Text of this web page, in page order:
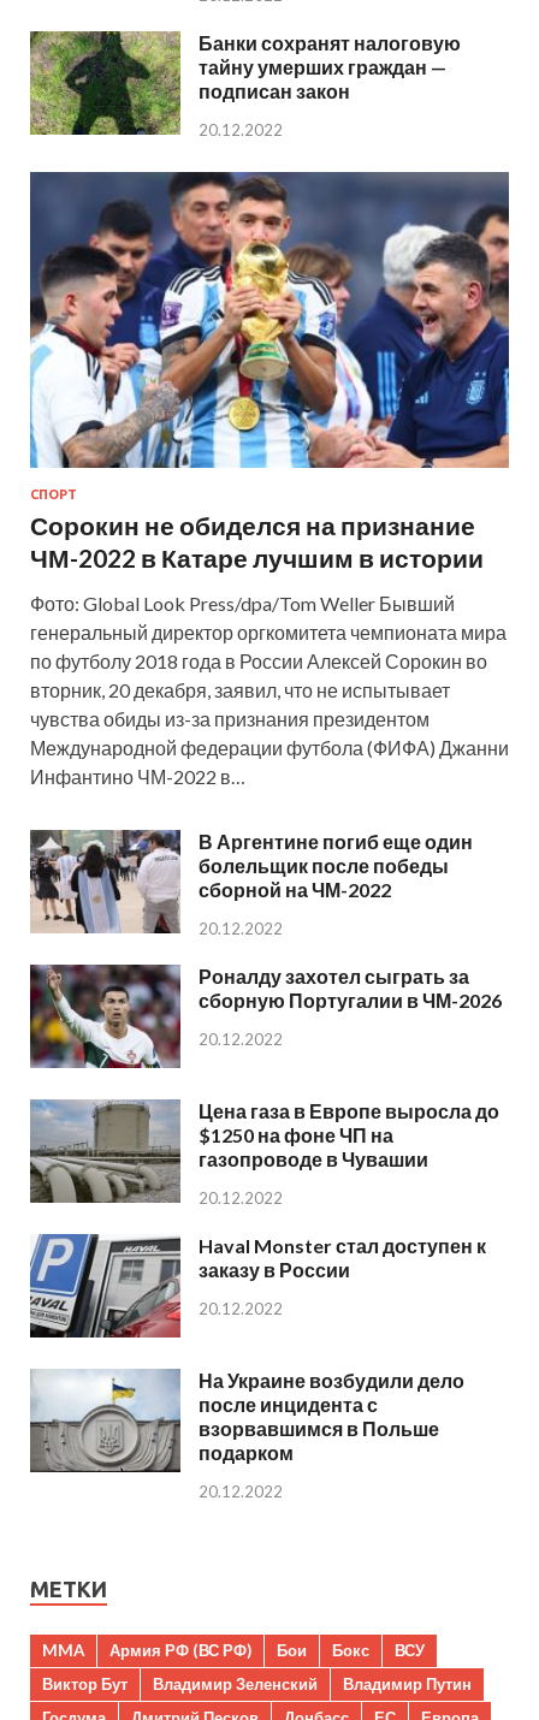
Банки сохранят налоговую
тайну умерших граждан —
подписан закон
20.12.2022
СПОРТ
Сорокин не обиделся на признание
ЧМ-2022 в Катаре лучшим в истории
Фото: Global Look Press/dpa/Tom Weller Бывший
генеральный директор оргкомитета чемпионата мира
по футболу 2018 года в России Алексей Сорокин во
вторник, 20 декабря, заявил, что не испытывает
чувства обиды из-за признания президентом
Международной федерации футбола (ФИФА) Джанни
Инфантино ЧМ-2022 в…
В Аргентине погиб еще один
болельщик после победы
сборной на ЧМ-2022
20.12.2022
Роналду захотел сыграть за
сборную Португалии в ЧМ-2026
20.12.2022
Цена газа в Европе выросла до
$1250 на фоне ЧП на
газопроводе в Чувашии
20.12.2022
Haval Monster стал доступен к
заказу в России
20.12.2022
На Украине возбудили дело
после инцидента с
взорвавшимся в Польше
подарком
20.12.2022
МЕТКИ
MMA Армия РФ (ВС РФ) Бои Бокс
ВСУ
Виктор Бут
Владимир Зеленский
Владимир Путин